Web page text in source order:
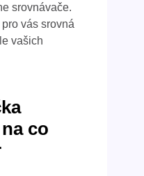
srovnávače.
vás srovná
vašich
co